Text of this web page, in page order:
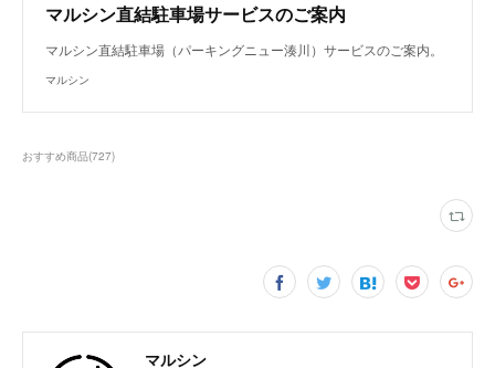
マルシン直結駐車場サービスのご案内
マルシン直結駐車場（パーキングニュー湊川）サービスのご案内。
マルシン
おすすめ商品(727)
マルシン